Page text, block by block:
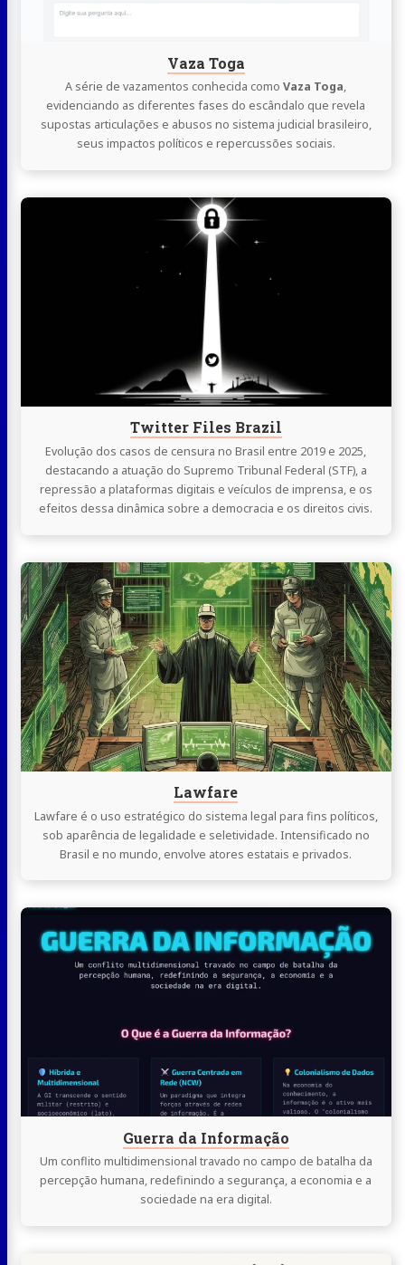
Vaza Toga
A série de vazamentos conhecida comoVaza Toga,
evidenciando as diferentes fases do escândalo que revela
supostas articulações e abusos no sistema judicial brasileiro,
seus impactos políticos e repercussões sociais.
Twitter Files Brazil
Evolução dos casos de censura no Brasil entre 2019 e 2025,
destacando a atuação do Supremo Tribunal Federal (STF), a
repressão a plataformas digitais e veículos de imprensa, e os
efeitos dessa dinâmica sobre a democracia e os direitos civis.
Continue
Lawfare
Lawfare é o uso estratégico do sistema legal para fins políticos,
sob aparência de legalidade e seletividade. Intensificado no
Brasil e no mundo, envolve atores estatais e privados.
Continue
lendo
Lawfare
Guerra da Informação
Um conflito multidimensional travado no campo de batalha da
percepção humana, redefinindo a segurança, a economia e a
sociedade na era digital.
Continue
lendo